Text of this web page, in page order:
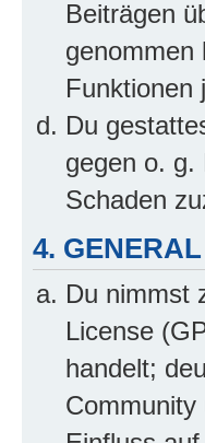
Beiträgen
genommen
Funktionen
Du
gegen o. g.
Schaden
4.
Du nimmst
License
handelt;
Community